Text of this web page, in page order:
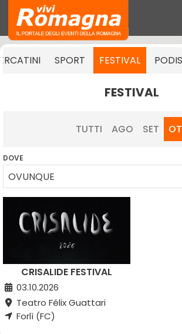
SPORT FESTIVAL
FESTIVAL
TUTTI AGO SET
DOVE
OVUNQUE
CRISALIDE FESTIVAL
03.10.2026
Teatro Félix Guattari
Forlì (FC)